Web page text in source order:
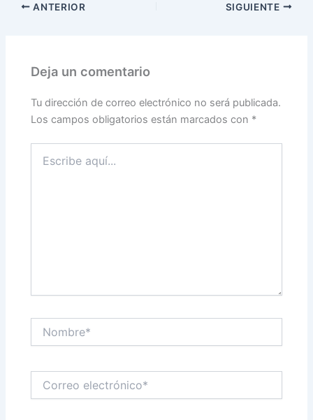
ANTERIOR SIGUIENTE
Deja un comentario
Tu dirección de correo electrónico no será publicada.
Los campos obligatorios están marcados con *
aquí...
electrónico*